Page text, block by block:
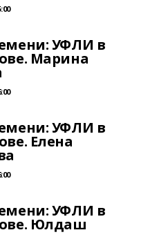
УФЛИ в
Марина
УФЛИ в
Елена
УФЛИ в
Юлдаш